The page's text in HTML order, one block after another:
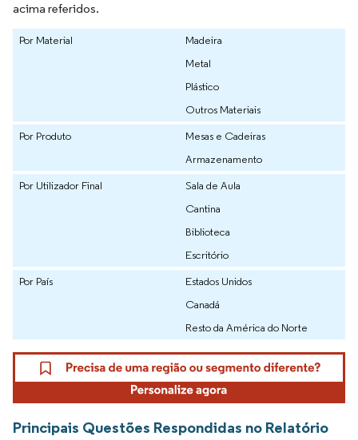
acima referidos.
Por Material
Madeira
Metal
Plástico
Outros Materiais
Por Produto
Mesas e Cadeiras
Armazenamento
Por Utilizador Final
Sala de Aula
Cantina
Biblioteca
Escritório
Por País
Estados Unidos
Canadá
Resto da América do Norte
Principais Questões Respondidas no Relatório